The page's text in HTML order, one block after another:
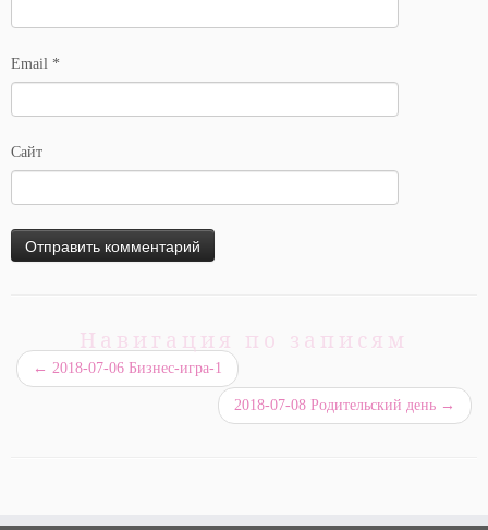
Email *
Сайт
Навигация по записям
← 2018-07-06 Бизнес-игра-1
2018-07-08 Родительский день →